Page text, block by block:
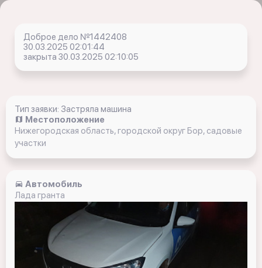
Доброе дело №1442408
30.03.2025 02:01:44
закрыта 30.03.2025 02:10:05
Тип заявки: Застряла машина
Местоположение
Нижегородская область, городской округ Бор, садовые
участки
Автомобиль
Лада гранта